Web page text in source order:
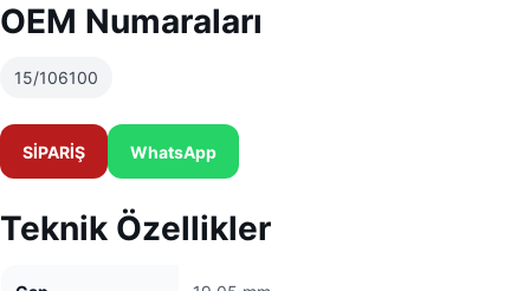
OEM Numaraları
15/106100
SİPARİŞ WhatsApp
Teknik Özellikler